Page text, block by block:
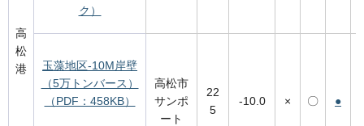
高
松
港
ク）
玉藻地区-10M岸壁
（5万トンバース）
（PDF：458KB）
高松市
サンポ
ート
22
5
-10.0 × 〇 ●